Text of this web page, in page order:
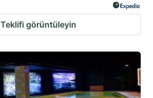
Teklifi görüntüleyin